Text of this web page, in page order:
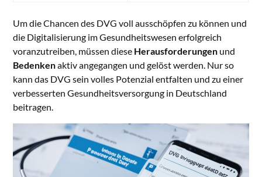
Um die Chancen des DVG voll ausschöpfen zu können und
die Digitalisierung im Gesundheitswesen erfolgreich
voranzutreiben, müssen diese Herausforderungen und
Bedenkenaktiv angegangen und gelöst werden. Nur so
kann das DVG sein volles Potenzial entfalten und zu einer
verbesserten Gesundheitsversorgung in Deutschland
beitragen.